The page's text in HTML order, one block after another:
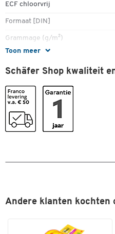
Toon meer
ECF chloorvrij
Formaat [DIN]
Grammage (g/m²)
Hechting
Hoogte (mm)
Houtvrij
Interne bedrukking
Materiaal
Schäfer Shop kwaliteit
Andere klanten kochten